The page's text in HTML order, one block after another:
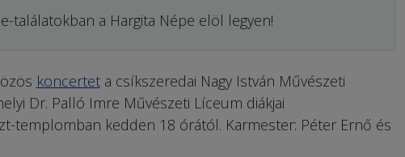
találatokban a Hargita Népe elöl legyen!
koncerteta csíkszeredai Nagy István Művészeti
Dr. Palló Imre Művészeti Líceum diákjai
templomban kedden 18 órától. Karmester: Péter Ernő és